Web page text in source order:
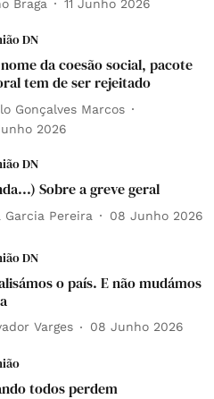
Braga 11 Junho 2026
DN
da coesão social, pacote
tem de ser rejeitado
Gonçalves Marcos
2026
DN
Sobre a greve geral
Garcia Pereira 08 Junho 2026
DN
o país. E não mudámos
Varges 08 Junho 2026
todos perdem